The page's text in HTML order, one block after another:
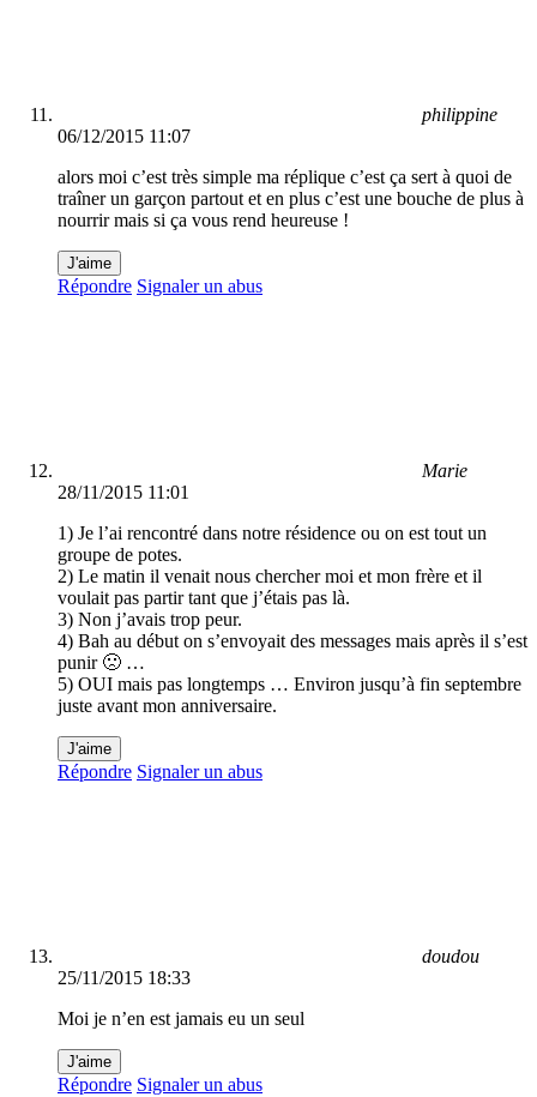
philippine
06/12/2015 11:07
alors moi c’est très simple ma réplique c’est ça sert à quoi de
traîner un garçon partout et en plus c’est une bouche de plus à
nourrir mais si ça vous rend heureuse !
J'aime
Répondre Signaler un abus
Marie
28/11/2015 11:01
1) Je l’ai rencontré dans notre résidence ou on est tout un
groupe de potes.
2) Le matin il venait nous chercher moi et mon frère et il
voulait pas partir tant que j’étais pas là.
3) Non j’avais trop peur.
4) Bah au début on s’envoyait des messages mais après il s’est
punir 🙁 …
5) OUI mais pas longtemps … Environ jusqu’à fin septembre
juste avant mon anniversaire.
J'aime
Répondre Signaler un abus
doudou
25/11/2015 18:33
Moi je n’en est jamais eu un seul
J'aime
Répondre Signaler un abus